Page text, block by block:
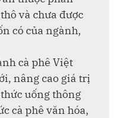
và chưa được
có của ngành,
cà phê Việt
nâng cao giá trị
uống thông
cà phê văn hóa,